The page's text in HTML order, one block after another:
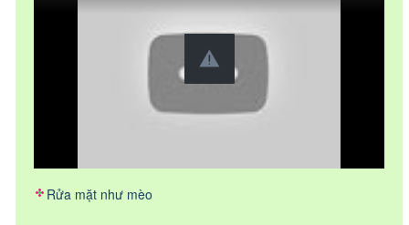
Rửa mặt như mèo